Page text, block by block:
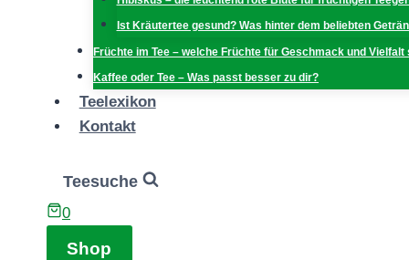
Ist Kräutertee gesund? Was hinter dem beliebten
Früchte im Tee – welche Früchte für Geschmack und Vielfalt
Kaffee oder Tee – Was passt besser zu dir?
Teelexikon
Kontakt
Teesuche
0
Shop